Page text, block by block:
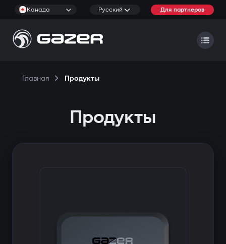
Канада Русский Для партнеров
Главная Продукты
Продукты